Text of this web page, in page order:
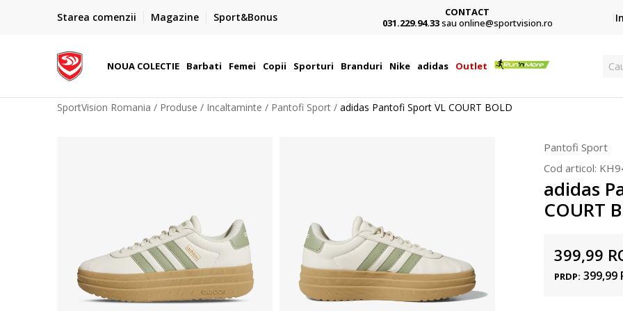
Starea comenzii Magazine Sport&Bonus
Plateste cu cardul in siguranta prin WSPay - Visa, MasterCard,
CONTACT
031.229.94.33sau online@sportvision.ro
NOUA COLECTIE Barbati Femei Copii Sporturi Branduri Nike adidas Outlet
SportVision Romania Produse Incaltaminte Pantofi Sport adidas Pantofi Sport VL COURT BOLD
Pantofi Sport
Cod articol:
adidas
COURT
399,99
PRDP: 399,99